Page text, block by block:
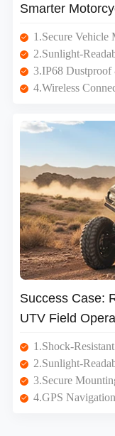
Smarter
1.Secure Vehicle
2.Sunlight-
3.IP68
4.Wireless
Success Case:
UTV Field
1.Shock-
2.Sunlight-
3.Secure
4.GPS